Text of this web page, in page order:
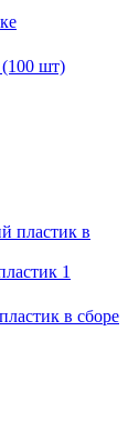
(100 шт)
в сборе